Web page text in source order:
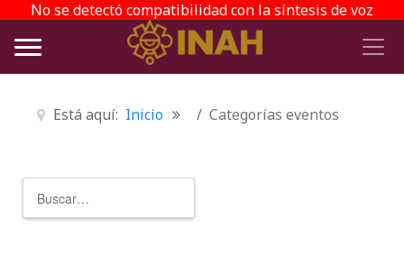
No se detectó compatibilidad con la síntesis de voz
Está aquí: Inicio Categorías eventos